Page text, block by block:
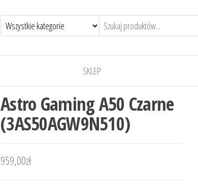
SKLEP
Astro Gaming A50 Czarne
(3AS50AGW9N510)
959,00zł